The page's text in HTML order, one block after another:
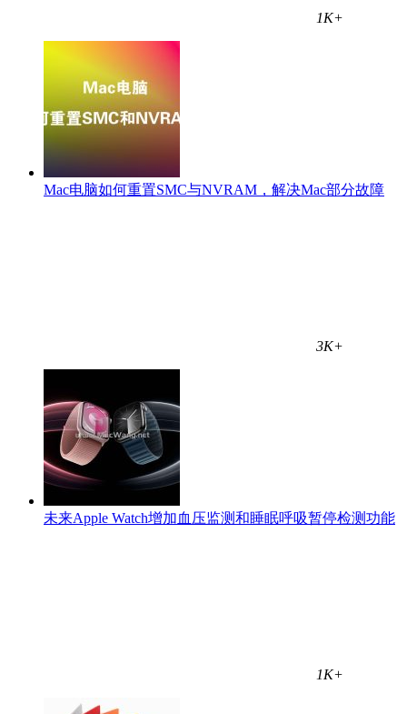
1K+
Mac电脑如何重置SMC与NVRAM，解决Mac部分故障
3K+
未来Apple Watch增加血压监测和睡眠呼吸暂停检测功能
1K+